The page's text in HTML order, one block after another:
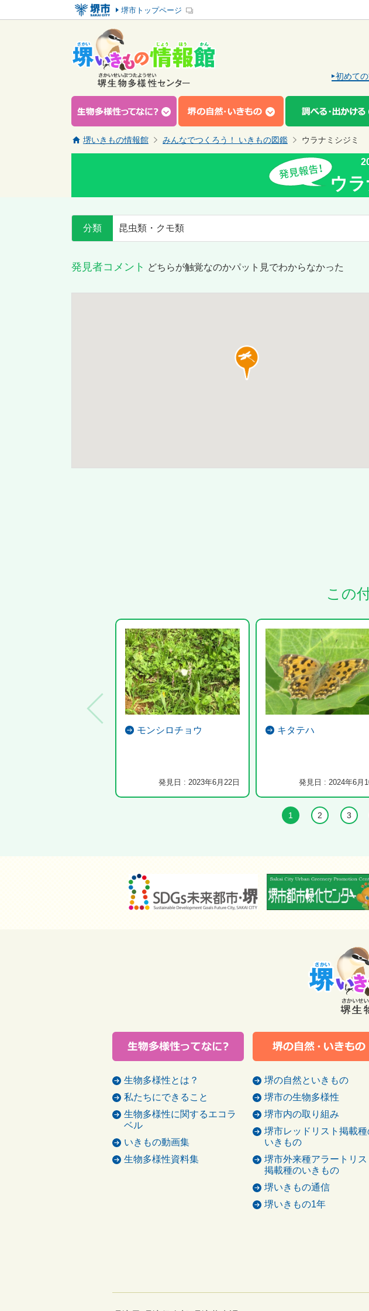
堺市トップページ
初めて
堺いきもの情報館 みんなでつくろう！ いきもの図鑑 ウラナミシジミ
ウ
分類 昆虫類・クモ類
発見者コメント どちらが触覚なのかパット見でわからなかった
この
モンシロチョウ
発見日 : 2023年6月22日
キタテハ
発見日 : 2024年6月
1 2 3
生物多様性とは？
私たちにできること
生物多様性に関するエコラ
ベル
いきもの動画集
生物多様性資料集
堺の自然といきもの
堺市の生物多様性
堺市内の取り組み
堺市レッドリスト掲載種
いきもの
堺市外来種アラートリス
掲載種のいきもの
堺いきもの通信
堺いきもの1年